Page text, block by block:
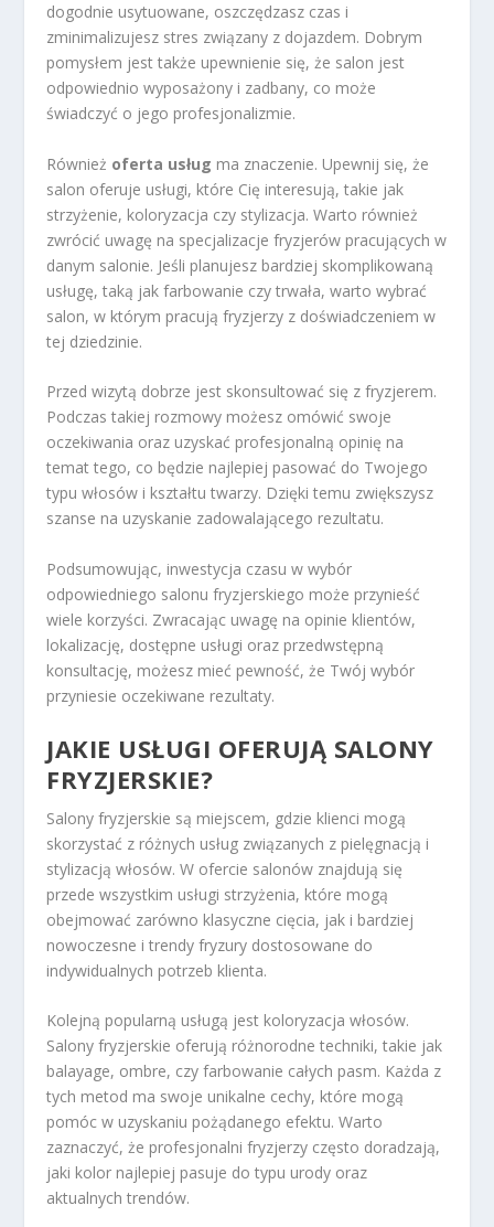
dogodnie usytuowane, oszczędzasz czas i
zminimalizujesz stres związany z dojazdem. Dobrym
pomysłem jest także upewnienie się, że salon jest
odpowiednio wyposażony i zadbany, co może
świadczyć o jego profesjonalizmie.
Również oferta usług ma znaczenie. Upewnij się, że
salon oferuje usługi, które Cię interesują, takie jak
strzyżenie, koloryzacja czy stylizacja. Warto również
zwrócić uwagę na specjalizacje fryzjerów pracujących w
danym salonie. Jeśli planujesz bardziej skomplikowaną
usługę, taką jak farbowanie czy trwała, warto wybrać
salon, w którym pracują fryzjerzy z doświadczeniem w
tej dziedzinie.
Przed wizytą dobrze jest skonsultować się z fryzjerem.
Podczas takiej rozmowy możesz omówić swoje
oczekiwania oraz uzyskać profesjonalną opinię na
temat tego, co będzie najlepiej pasować do Twojego
typu włosów i kształtu twarzy. Dzięki temu zwiększysz
szanse na uzyskanie zadowalającego rezultatu.
Podsumowując, inwestycja czasu w wybór
odpowiedniego salonu fryzjerskiego może przynieść
wiele korzyści. Zwracając uwagę na opinie klientów,
lokalizację, dostępne usługi oraz przedwstępną
konsultację, możesz mieć pewność, że Twój wybór
przyniesie oczekiwane rezultaty.
JAKIE USŁUGI OFERUJĄ SALONY
FRYZJERSKIE?
Salony fryzjerskie są miejscem, gdzie klienci mogą
skorzystać z różnych usług związanych z pielęgnacją i
stylizacją włosów. W ofercie salonów znajdują się
przede wszystkim usługi strzyżenia, które mogą
obejmować zarówno klasyczne cięcia, jak i bardziej
nowoczesne i trendy fryzury dostosowane do
indywidualnych potrzeb klienta.
Kolejną popularną usługą jest koloryzacja włosów.
Salony fryzjerskie oferują różnorodne techniki, takie jak
balayage, ombre, czy farbowanie całych pasm. Każda z
tych metod ma swoje unikalne cechy, które mogą
pomóc w uzyskaniu pożądanego efektu. Warto
zaznaczyć, że profesjonalni fryzjerzy często doradzają,
jaki kolor najlepiej pasuje do typu urody oraz
aktualnych trendów.